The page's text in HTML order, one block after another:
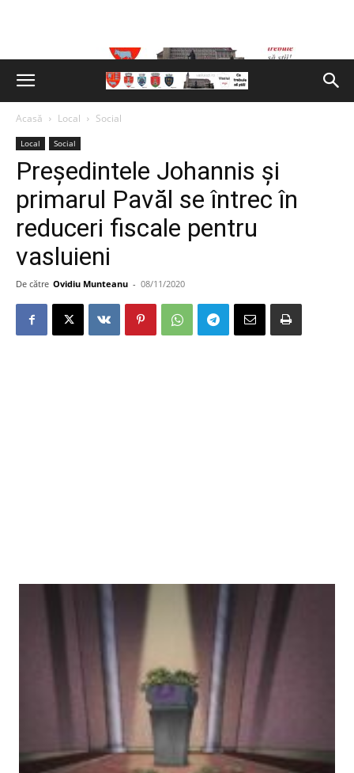
Acasă Local Social
Local Social
Președintele Johannis și
primarul Pavăl se întrec în
reduceri fiscale pentru
vasluieni
De către Ovidiu Munteanu - 08/11/2020